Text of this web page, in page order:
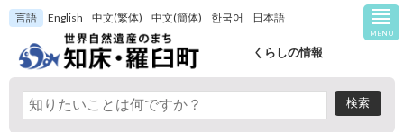
言語 English 中文(繁体) 中文(簡体) 한국어 日本語
くらしの情報
MENU